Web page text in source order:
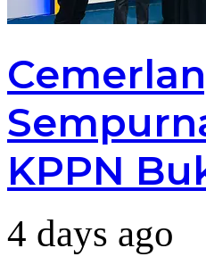
KPPN
4 days ago